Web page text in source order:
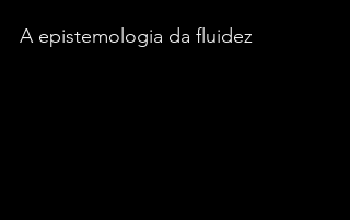
A epistemologia da fluidez